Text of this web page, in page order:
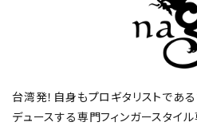
台湾発！自身もプロギタリストである
デュースする専門フィンガースタイル